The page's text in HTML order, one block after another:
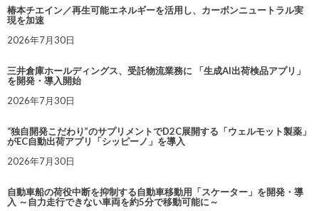
椿本チエイン／再生可能エネルギーを活用し、カーボンニュートラル実
現を加速
2026年7月30日
三井倉庫ホールディングス、受託物流業務に 「生成AI出荷検品アプリ」
を開発・導入開始
2026年7月30日
“独自開発こだわり”のサプリメントでD2C展開する「ウェルモット製薬」
がEC自動出荷アプリ「シッピーノ」を導入
2026年7月30日
自動車船の荷役中断を抑制する自動車移動用「スケーター」を開発・導
入 ～自力走行できない車両を約5分で移動可能に～